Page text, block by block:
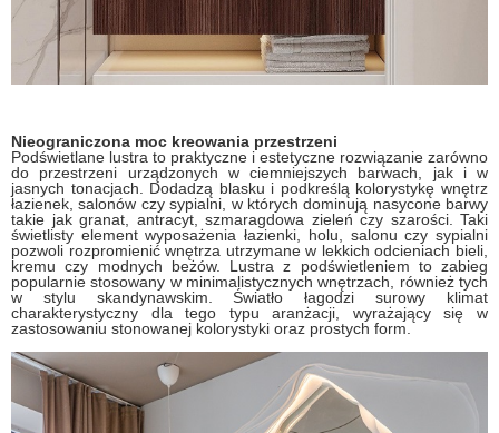
Nieograniczona moc kreowania przestrzeni
Podświetlane lustra to praktyczne i estetyczne rozwiązanie zarówno
do przestrzeni urządzonych w ciemniejszych barwach, jak i w
jasnych tonacjach. Dodadzą blasku i podkreślą kolorystykę wnętrz
łazienek, salonów czy sypialni, w których dominują nasycone barwy
takie jak granat, antracyt, szmaragdowa zieleń czy szarości. Taki
świetlisty element wyposażenia łazienki, holu, salonu czy sypialni
pozwoli rozpromienić wnętrza utrzymane w lekkich odcieniach bieli,
kremu czy modnych beżów. Lustra z podświetleniem to zabieg
popularnie stosowany w minimalistycznych wnętrzach, również tych
w stylu skandynawskim. Światło łagodzi surowy klimat
charakterystyczny dla tego typu aranżacji, wyrażający się w
zastosowaniu stonowanej kolorystyki oraz prostych form.